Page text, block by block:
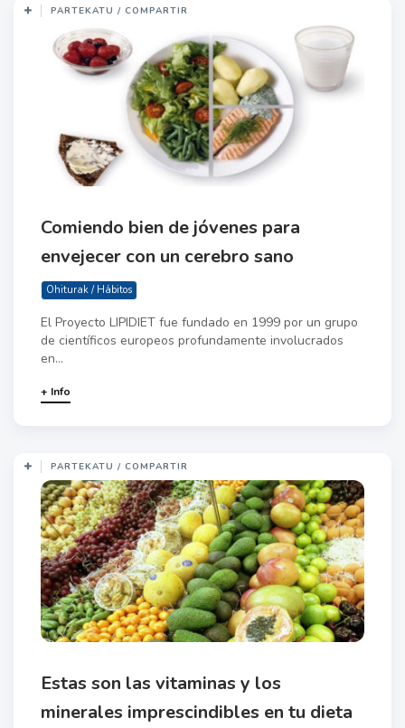
PARTEKATU / COMPARTIR
Comiendo bien de jóvenes para
envejecer con un cerebro sano
Ohiturak / Hábitos
El Proyecto LIPIDIET fue fundado en 1999 por un grupo
de científicos europeos profundamente involucrados
en...
+ Info
PARTEKATU / COMPARTIR
Estas son las vitaminas y los
minerales imprescindibles en tu dieta